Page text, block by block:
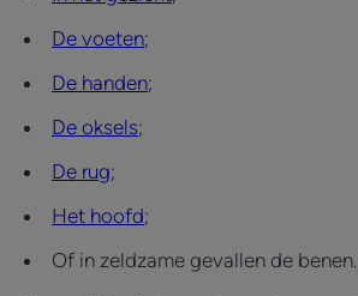
De voeten;
De handen;
De oksels;
De rug;
Het hoofd;
Of in zeldzame gevallen de benen.